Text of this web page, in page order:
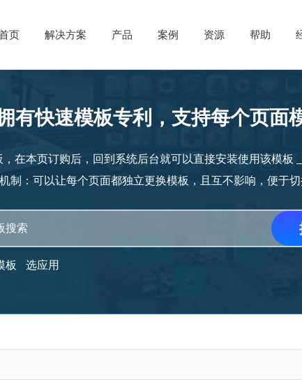
页 解决方案 产品 案例 资源 帮助
有快速模板专利，支持每个页面
在本页订购后，回到系统后台就可以直接安装使用该模板
制：可以让每个页面都独立更换模板，且互不影响，便于
板 选应用